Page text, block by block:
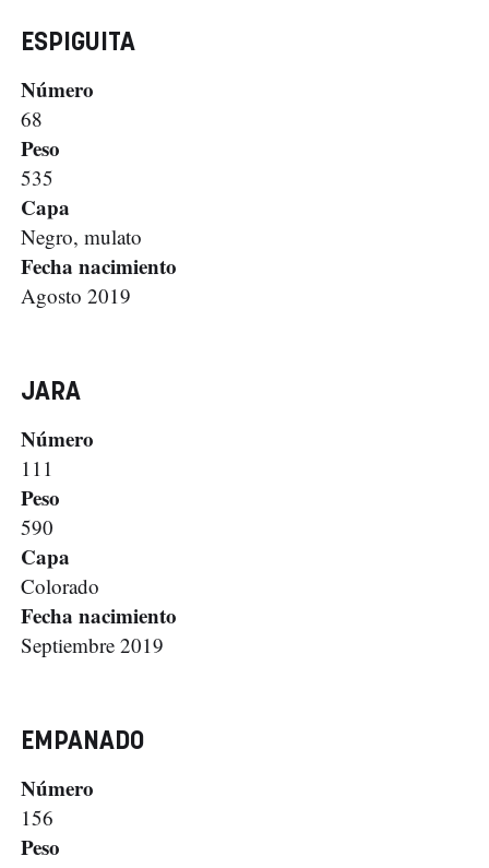
ESPIGUITA
Número
68
Peso
535
Capa
Negro, mulato
Fecha nacimiento
Agosto 2019
JARA
Número
111
Peso
590
Capa
Colorado
Fecha nacimiento
Septiembre 2019
EMPANADO
Número
156
Peso